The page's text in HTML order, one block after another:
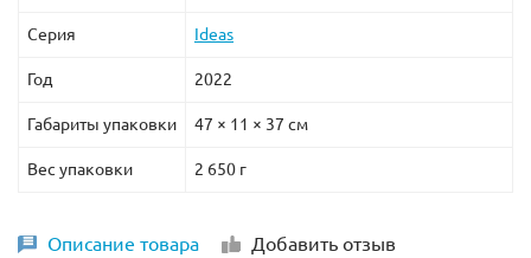
Серия Ideas
Год 2022
Габариты упаковки 47 × 11 × 37 см
Вес упаковки 2 650 г
Описание товара Добавить отзыв